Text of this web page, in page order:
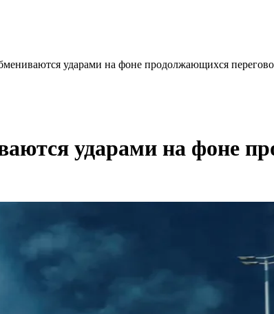
ударами на фоне продолжающихся
ударами на фоне